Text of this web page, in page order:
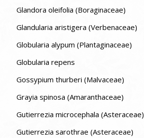
Glandora oleifolia (Boraginaceae)
Glandularia aristigera (Verbenaceae)
Globularia alypum (Plantaginaceae)
Globularia repens
Gossypium thurberi (Malvaceae)
Grayia spinosa (Amaranthaceae)
Gutierrezia microcephala (Asteraceae)
Gutierrezia sarothrae (Asteraceae)